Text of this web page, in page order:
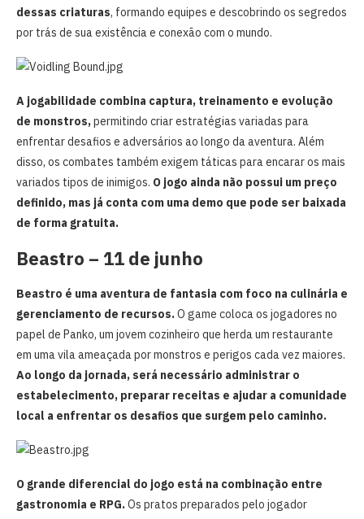
dessas criaturas, formando equipes e descobrindo os segredos
por trás de sua existência e conexão com o mundo.
A jogabilidade combina captura, treinamento e evolução
de monstros,permitindo criar estratégias variadas para
enfrentar desafios e adversários ao longo da aventura. Além
disso, os combates também exigem táticas para encarar os mais
variados tipos de inimigos. O jogo ainda não possui um preço
definido, mas já conta com uma demo que pode ser baixada
de forma gratuita.
Beastro – 11 de junho
Beastro é uma aventura de fantasia com foco na culinária e
gerenciamento de recursos.O game coloca os jogadores no
papel de Panko, um jovem cozinheiro que herda um restaurante
em uma vila ameaçada por monstros e perigos cada vez maiores.
Ao longo da jornada, será necessário administrar o
estabelecimento, preparar receitas e ajudar a comunidade
local a enfrentar os desafios que surgem pelo caminho.
O grande diferencial do jogo está na combinação entre
gastronomia e RPG.Os pratos preparados pelo jogador